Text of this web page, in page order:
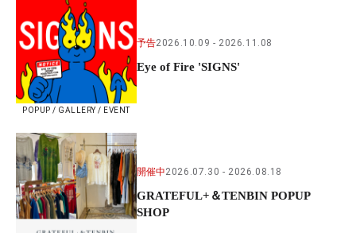
POPUP / GALLERY / EVENT
予告2026.10.09 2026.11.08
Eye of Fire 'SIGNS'
開催中2026.07.30 2026.08.18
GRATEFUL+＆TENBIN POPUP
SHOP